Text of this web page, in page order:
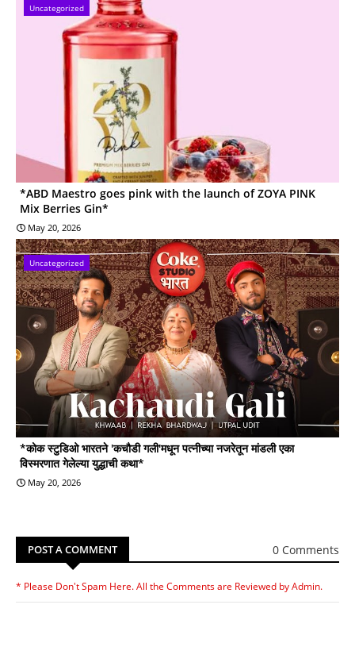
Uncategorized
*ABD Maestro goes pink with the launch of ZOYA PINK
Mix Berries Gin*
May 20, 2026
Uncategorized
*कोक स्टुडिओ भारतने 'कचौडी गली'मधून पत्नीच्या नजरेतून मांडली एका
विस्मरणात गेलेल्या युद्धाची कथा*
May 20, 2026
POST A COMMENT 0 Comments
* Please Don't Spam Here. All the Comments are Reviewed by Admin.